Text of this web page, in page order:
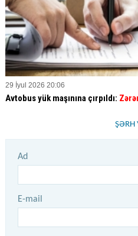
29 İyul 2026 20:06
Avtobus yük maşınına çırpıldı:
ŞƏRH
Ad
E-mail